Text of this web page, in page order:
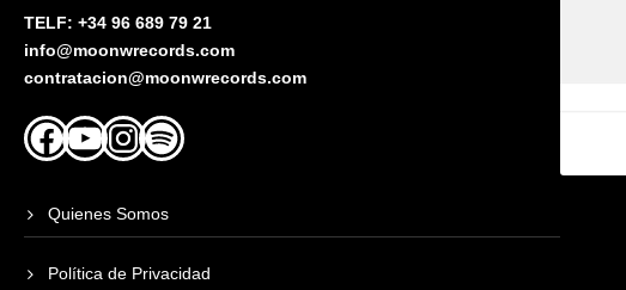
TELF: +34 96 689 79 21
info@moonwrecords.com
contratacion@moonwrecords.com
Facebook
YouTubeInstagram
Spotify
Quienes Somos
Política de Privacidad